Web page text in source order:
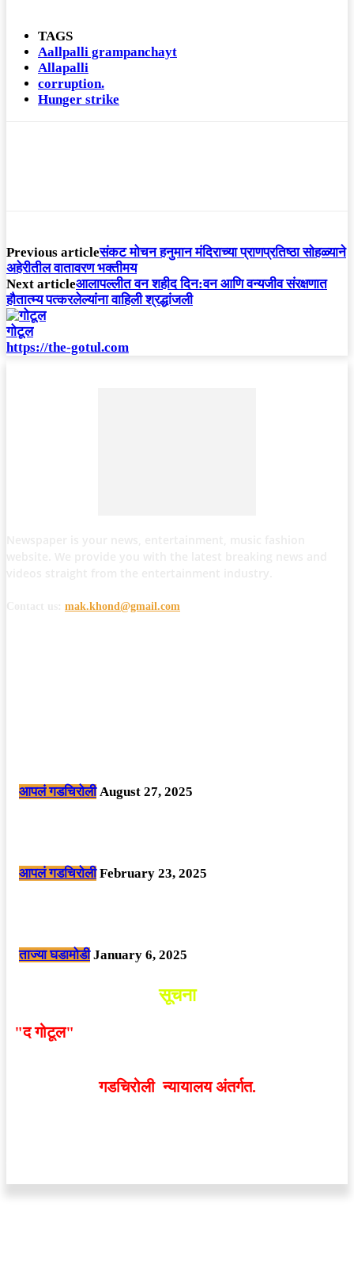
TAGS
Aallpalli grampanchayt
Allapalli
corruption.
Hunger strike
Previous articleसंकट मोचन हनुमान मंदिराच्या प्राणप्रतिष्ठा सोहळ्याने
अहेरीतील वातावरण भक्तीमय
Next articleआलापल्लीत वन शहीद दिन:वन आणि वन्यजीव संरक्षणात
हौतात्म्य पत्करलेल्यांना वाहिली श्रद्धांजली
गोटूल
https://the-gotul.com
mak.khond@gmail.com
आपलं गडचिरोली August 27, 2025
आपलं गडचिरोली February 23, 2025
ताज्या घडामोडी January 6, 2025
सूचना
"द गोटूल"
गडचिरोली न्यायालय अंतर्गत.